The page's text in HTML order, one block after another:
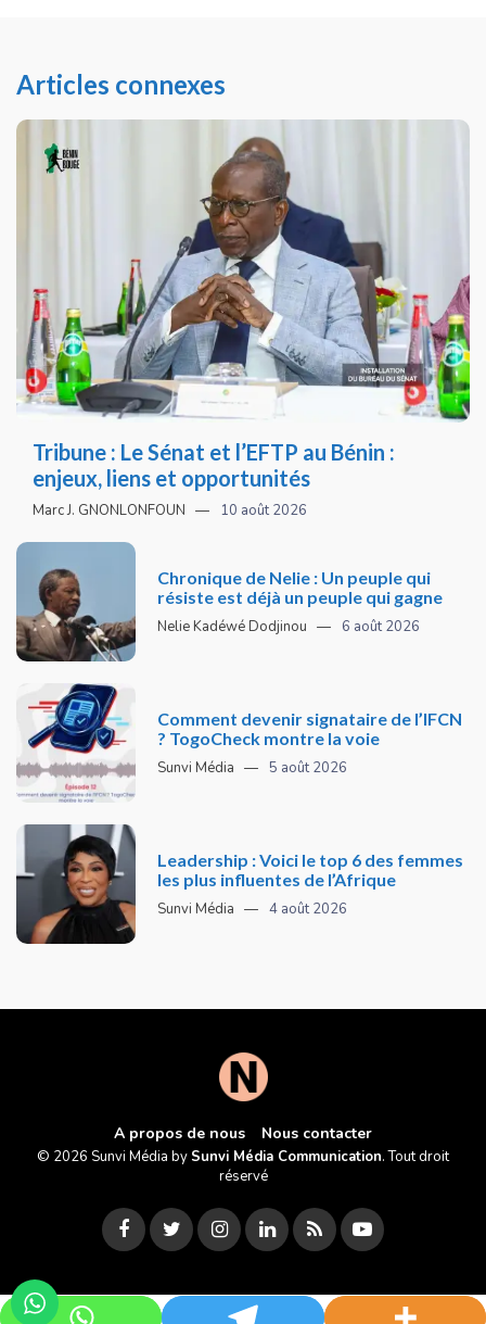
Articles connexes
Tribune : Le Sénat et l’EFTP au Bénin :
enjeux, liens et opportunités
Marc J. GNONLONFOUN 10 août 2026
Chronique de Nelie : Un peuple qui
résiste est déjà un peuple qui gagne
Nelie Kadéwé Dodjinou 6 août 2026
Comment devenir signataire de l’IFCN
? TogoCheck montre la voie
Sunvi Média 5 août 2026
Leadership : Voici le top 6 des femmes
les plus influentes de l’Afrique
Sunvi Média 4 août 2026
A propos de nous Nous contacter
© 2026 Sunvi Média by Sunvi Média Communication. Tout droit
réservé